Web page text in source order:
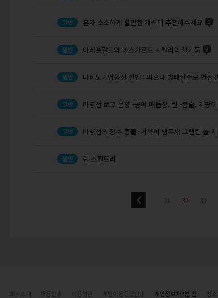
혼자 소소하게 할만한 캐릭터 추천해주세요 2
아레프갈드와 아스가르드 + 델리의 철기둥 9
마비노기영웅전 인벤 : 피오나 방패질주로 변신
마영전 로고 문양 -공예 매듭장. 린 -봉술. 지팡
마영전의 장수 동물 -거북이 앵무새 그렘린 놀
린 스킬트리
31 32 33
개인정보처리방침